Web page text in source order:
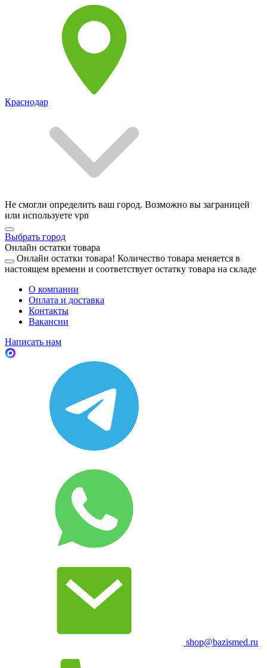
Краснодар
Не смогли определить ваш город. Возможно вы заграницей
или используете vpn
Выбрать город
Онлайн остатки товара
Онлайн остатки товара! Количество товара меняется в
настоящем времени и соответствует остатку товара на складе
О компании
Оплата и доставка
Контакты
Вакансии
Написать нам
shop@bazismed.ru